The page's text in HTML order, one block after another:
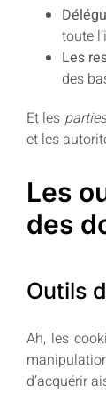
toute
Les
des
Et les
et les
Les
des
Outils
Ah, les
d’acquérir